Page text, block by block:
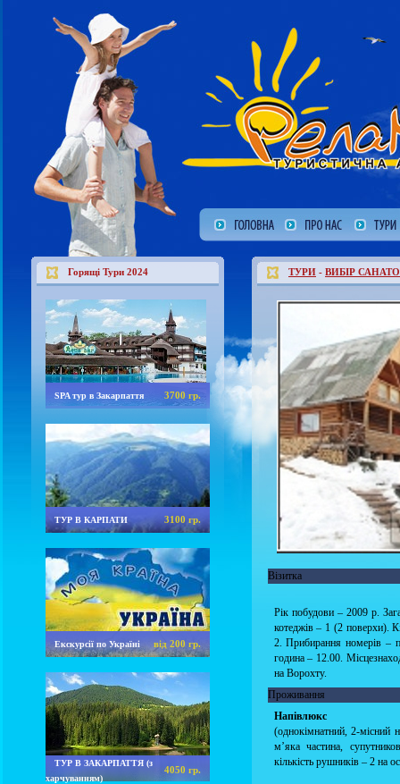
Горящі Тури 2024
SPA тур в Закарпаття 3700 гр.
ТУР В КАРПАТИ 3100 гр.
Екскурсії по Україні від 200 гр.
ТУР В ЗАКАРПАТТЯ (з
харчуванням)
4050 гр.
ТУРИ - ВИБІР
Візитка
Рік побудови – 2009 р.
котеджів – 1 (2 поверхи).
2. Прибирання номерів –
година – 12.00.
на Ворохту.
Проживання
Напівлюкс
(однокімнатний, 2-місний
м’яка частина,
кількість рушників – 2 на